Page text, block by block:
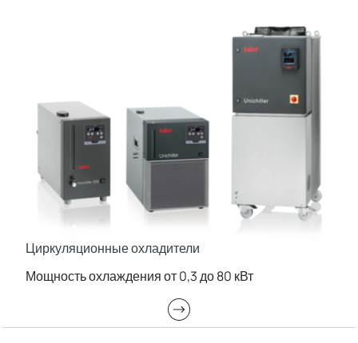
Циркуляционные охладители
Мощность охлаждения от 0,3 до 80 кВт